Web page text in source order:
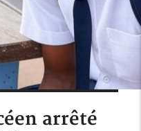
arrêté